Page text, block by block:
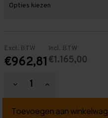
Excl. BTW
€962,81
Incl. BTW
€1.165,00
Hoeveelheid
verlagen
Grootvakstelling
Hoeveelheid
verhogen
Grootvakstelling